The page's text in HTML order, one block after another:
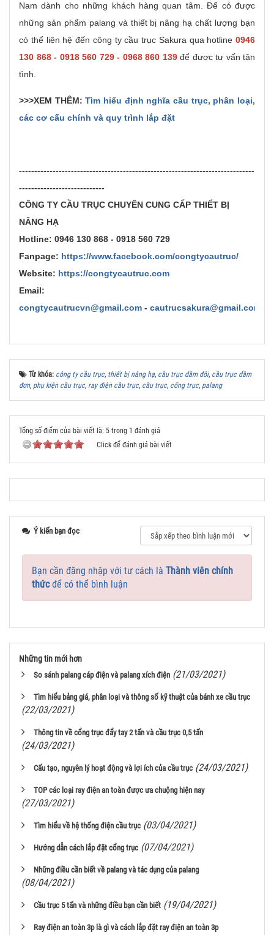
Nam dành cho những khách hàng quan tâm. Để có được
những sản phẩm palang và thiết bị nâng hạ chất lượng bạn
có thể liên hệ đến công ty cầu trục Sakura qua hotline 0946
130 868 - 0918 560 729 - 0968 860 139để được tư vấn tận
tình.
>>>XEM THÊM:Tìm hiểu định nghĩa cầu trục, phân loại,
các cơ cấu chính và quy trình lắp đặt
-----------------------------------------------------------------------------
----------------------------
CÔNG TY CẦU TRỤC CHUYÊN CUNG CẤP THIẾT BỊ
NÂNG HẠ
Hotline: 0946 130 868 - 0918 560 729
Fanpage: https://www.facebook.com/congtycautruc/
Website: https://congtycautruc.com
Email:
congtycautrucvn@gmail.com - cautrucsakura@gmail.com
Từ khóa: công ty cầu trục, thiết bị nâng hạ, cầu trục dầm đôi, cầu trục dầm
đơn, phụ kiện cầu trục, ray điện cầu trục, cầu trục, cổng trục, palang
Tổng số điểm của bài viết là: 5 trong 1 đánh giá
Click để đánh giá bài viết
Ý kiến bạn đọc
Bạn cần đăng nhập với tư cách là Thành viên chính
thứcđể có thể bình luận
Những tin mới hơn
So sánh palang cáp điện và palang xích điện (21/03/2021)
Tìm hiểu bảng giá, phân loại và thông số kỹ thuật của bánh xe cầu trục
(22/03/2021)
Thông tin về cổng trục đẩy tay 2 tấn và cầu trục 0,5 tấn
(24/03/2021)
Cấu tạo, nguyên lý hoạt động và lợi ích của cầu trục (24/03/2021)
TOP các loại ray điện an toàn được ưa chuộng hiện nay
(27/03/2021)
Tìm hiểu về hệ thống điện cầu trục (03/04/2021)
Hướng dẫn cách lắp đặt cổng trục (07/04/2021)
Những điều cần biết về palang và tác dụng của palang
(08/04/2021)
Cầu trục 5 tấn và những điều bạn cần biết (19/04/2021)
Ray điện an toàn 3p là gì và cách lắp đặt ray điện an toàn 3p